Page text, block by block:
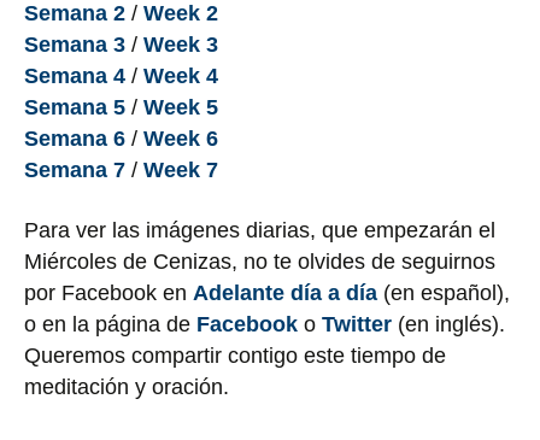
Semana 2 / Week 2
Semana 3 / Week 3
Semana 4 / Week 4
Semana 5 / Week 5
Semana 6 / Week 6
Semana 7 / Week 7
Para ver las imágenes diarias, que empezarán el
Miércoles de Cenizas, no te olvides de seguirnos
por Facebook en Adelante día a día (en español),
o en la página de Facebook o Twitter (en inglés).
Queremos compartir contigo este tiempo de
meditación y oración.